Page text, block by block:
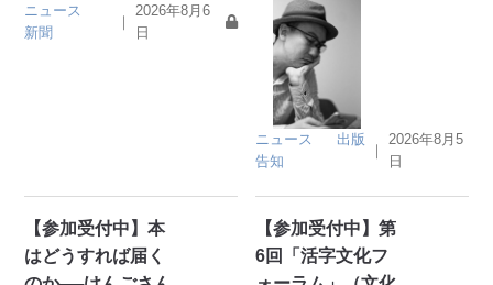
ニュース
新聞
｜
2026年8月6
日
ニュース
出版
告知
｜
2026年8月5
日
【参加受付中】本
はどうすれば届く
【参加受付中】第
6回「活字文化フ